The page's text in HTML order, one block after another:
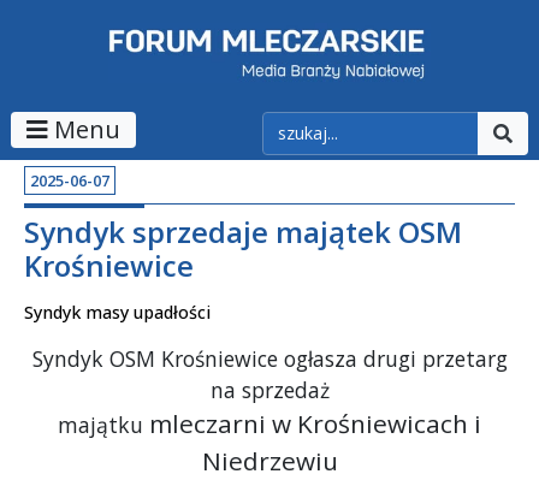
Menu
2025-06-07
Syndyk sprzedaje majątek OSM
Krośniewice
Syndyk masy upadłości
Syndyk OSM Krośniewice ogłasza drugi przetarg
na sprzedaż
majątku mleczarni w Krośniewicach i
Niedrzewiu